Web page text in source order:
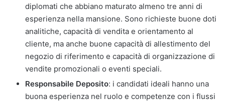
diplomati che abbiano maturato almeno tre anni di
esperienza nella mansione. Sono richieste buone doti
analitiche, capacità di vendita e orientamento al
cliente, ma anche buone capacità di allestimento del
negozio di riferimento e capacità di organizzazione di
vendite promozionali o eventi speciali.
Responsabile Deposito: i candidati ideali hanno una
buona esperienza nel ruolo e competenze con i flussi